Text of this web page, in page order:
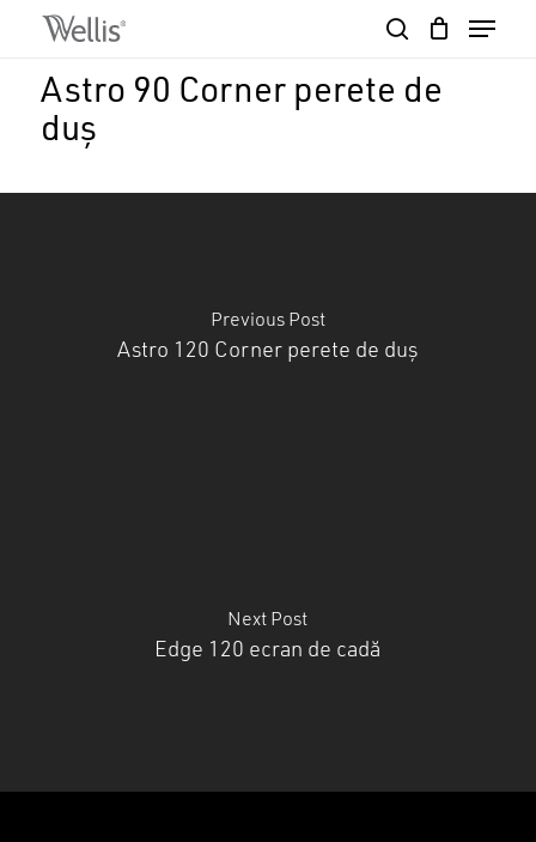
content
Menu
Astro 90 Corner perete de
duș
Previous Post
Astro 120 Corner perete de duș
Next Post
Edge 120 ecran de cadă